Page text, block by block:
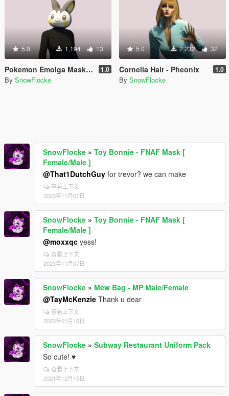
5.0 1,194 13
Pokemon Emolga Mask for MP Female 1.0
By SnowFlocke
5.0 2,232 32
Cornelia Hair - Pheonix 1.0
By SnowFlocke
SnowFlocke » Toy Bonnie - FNAF Mask [
Female/Male ]
@That1DutchGuy for trevor? we can make
查看上下文
2023年11月07日
SnowFlocke » Toy Bonnie - FNAF Mask [
Female/Male ]
@moxxqc yess!
查看上下文
2023年11月07日
SnowFlocke » Mew Bag - MP Male/Female
@TayMcKenzie Thank u dear
查看上下文
2023年01月16日
SnowFlocke » Subway Restaurant Uniform Pack
So cute! ♥
查看上下文
2021年12月15日